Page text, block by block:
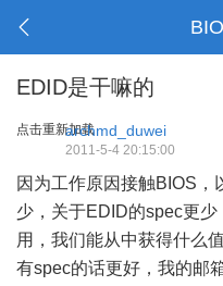
EDID是干嘛的
点击重新加载archmd_duwei
2011-5-4 20:15:00
因为工作原因接触BIOS，
少，关于EDID的spec更
用，我们能从中获得什么
有spec的话更好，我的邮